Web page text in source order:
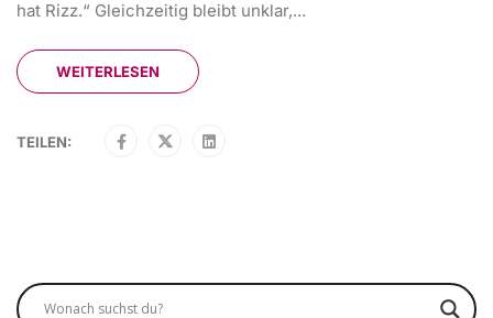
hat Rizz.“ Gleichzeitig bleibt unklar,...
WEITERLESEN
TEILEN: